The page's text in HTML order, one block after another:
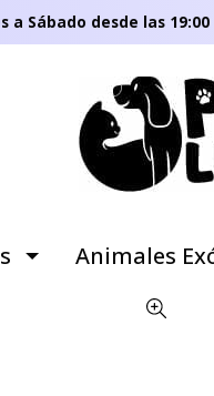
a Sábado desde las
Animales